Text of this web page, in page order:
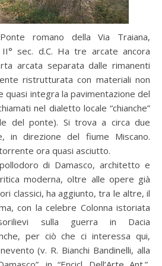
romano della Via Traiana,
II° sec. d.C. Ha tre arcate ancora
arcata separata dalle rimanenti
ristrutturata con materiali non
quasi integra la pavimentazione del
nel dialetto locale “chianche”
del ponte). Si trova a circa due
in direzione del fiume Miscano.
ora quasi asciutto.
di Damasco, architetto e
moderna, oltre alle opere già
classici, ha aggiunto, tra le altre, il
con la celebre Colonna istoriata
sulla guerra in Dacia
per ciò che ci interessa qui,
(v. R. Bianchi Bandinelli, alla